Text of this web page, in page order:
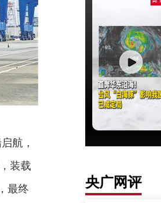
航，
装载
最终
央广网评